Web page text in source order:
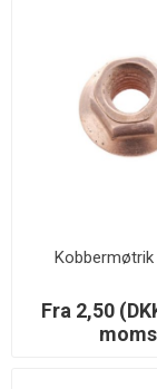
Fra 2,50
moms